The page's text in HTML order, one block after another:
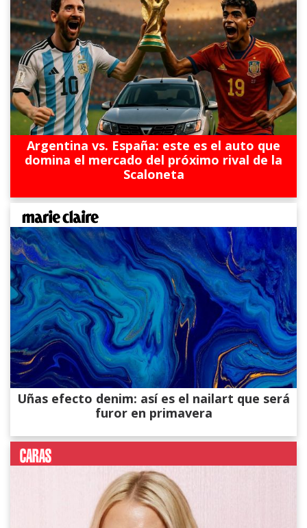
Argentina vs. España: este es el auto que
domina el mercado del próximo rival de la
Scaloneta
Uñas efecto denim: así es el nailart que será
furor en primavera